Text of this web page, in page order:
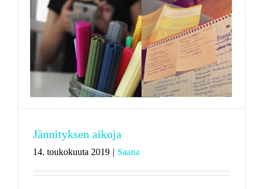
Jännityksen aikoja
14. toukokuuta 2019 Saana